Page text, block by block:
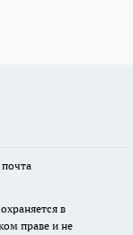
в
праве и не